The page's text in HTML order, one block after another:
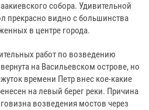
собора. Удивительной
прекрасно видно с большинства
в центре города.
работ по возведению
на Васильевском острове, но
времени Петр внес кое-какие
на левый берег реки. Причина
возведения мостов через